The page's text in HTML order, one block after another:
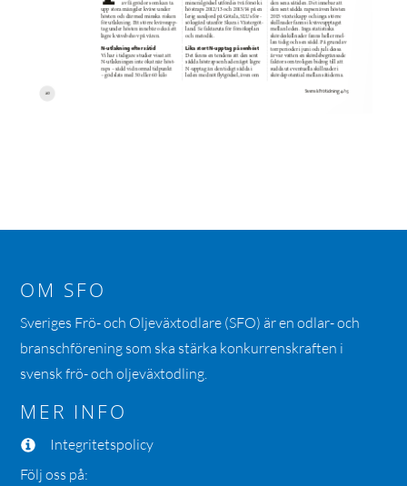
OM SFO
Sveriges Frö- och Oljeväxtodlare (SFO) är en odlar- och
branschförening som ska stärka konkurrenskraften i
svensk frö- och oljeväxtodling.
MER INFO
Integritetspolicy
Följ oss på: